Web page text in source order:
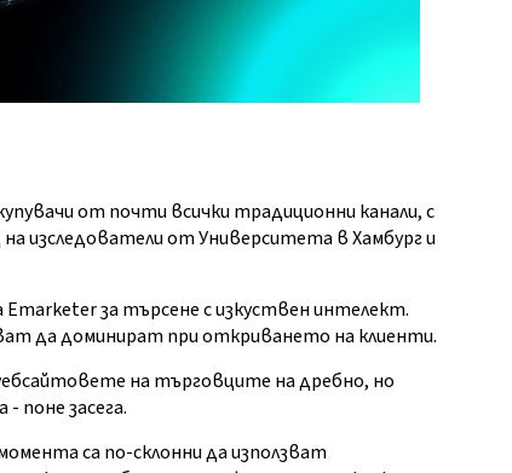
от почти всички традиционни канали, с
изследователи от Университета в Хамбург и
за търсене с изкуствен интелект.
да доминират при откриването на клиенти.
на търговците на дребно, но
поне засега.
са по-склонни да използват